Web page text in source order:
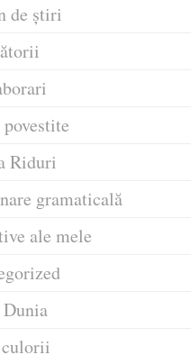
de știri
Riduri
gramaticală
ale mele